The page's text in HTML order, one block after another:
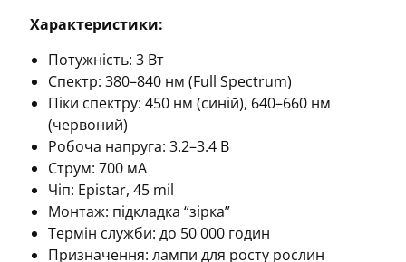
Характеристики:
Потужність: 3 Вт
Спектр: 380–840 нм (Full Spectrum)
Піки спектру: 450 нм (синій), 640–660 нм
(червоний)
Робоча напруга: 3.2–3.4 В
Струм: 700 мА
Чіп: Epistar, 45 mil
Монтаж: підкладка “зірка”
Термін служби: до 50 000 годин
Призначення: лампи для росту рослин